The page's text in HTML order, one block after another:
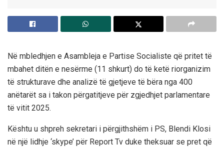
Në mbledhjen e Asambleja e Partise Socialiste që pritet të
mbahet ditën e nesërme (11 shkurt) do të ketë riorganizim
të strukturave dhe analizë të gjetjeve të bëra nga 400
anëtarët sa i takon përgatitjeve për zgjedhjet parlamentare
të vitit 2025.
Kështu u shpreh sekretari i përgjithshëm i PS, Blendi Klosi
në një lidhje ‘skype’ për Report Tv duke theksuar se pret që